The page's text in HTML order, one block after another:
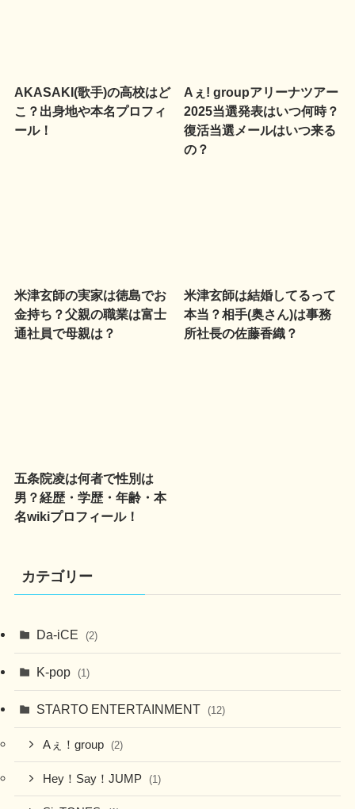
AKASAKI(歌手)の高校はど
こ？出身地や本名プロフィ
ール！
Aぇ! groupアリーナツアー
2025当選発表はいつ何時？
復活当選メールはいつ来る
の？
米津玄師の実家は徳島でお
金持ち？父親の職業は富士
通社員で母親は？
米津玄師は結婚してるって
本当？相手(奥さん)は事務
所社長の佐藤香織？
五条院凌は何者で性別は
男？経歴・学歴・年齢・本
名wikiプロフィール！
カテゴリー
Da-iCE (2)
K-pop (1)
STARTO ENTERTAINMENT (12)
Aぇ！group (2)
Hey！Say！JUMP (1)